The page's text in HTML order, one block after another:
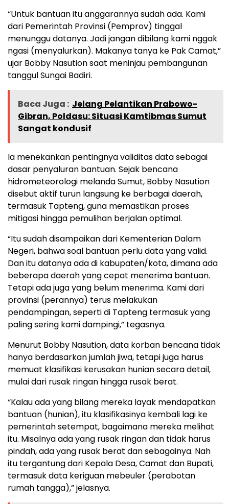
“Untuk bantuan itu anggarannya sudah ada. Kami
dari Pemerintah Provinsi (Pemprov) tinggal
menunggu datanya. Jadi jangan dibilang kami nggak
ngasi (menyalurkan). Makanya tanya ke Pak Camat,”
ujar Bobby Nasution saat meninjau pembangunan
tanggul Sungai Badiri.
Baca Juga : Jelang Pelantikan Prabowo-
Gibran, Poldasu: Situasi Kamtibmas Sumut
Sangat kondusif
Ia menekankan pentingnya validitas data sebagai
dasar penyaluran bantuan. Sejak bencana
hidrometeorologi melanda Sumut, Bobby Nasution
disebut aktif turun langsung ke berbagai daerah,
termasuk Tapteng, guna memastikan proses
mitigasi hingga pemulihan berjalan optimal.
“Itu sudah disampaikan dari Kementerian Dalam
Negeri, bahwa soal bantuan perlu data yang valid.
Dan itu datanya ada di kabupaten/kota, dimana ada
beberapa daerah yang cepat menerima bantuan.
Tetapi ada juga yang belum menerima. Kami dari
provinsi (perannya) terus melakukan
pendampingan, seperti di Tapteng termasuk yang
paling sering kami dampingi,” tegasnya.
Menurut Bobby Nasution, data korban bencana tidak
hanya berdasarkan jumlah jiwa, tetapi juga harus
memuat klasifikasi kerusakan hunian secara detail,
mulai dari rusak ringan hingga rusak berat.
“Kalau ada yang bilang mereka layak mendapatkan
bantuan (hunian), itu klasifikasinya kembali lagi ke
pemerintah setempat, bagaimana mereka melihat
itu. Misalnya ada yang rusak ringan dan tidak harus
pindah, ada yang rusak berat dan sebagainya. Nah
itu tergantung dari Kepala Desa, Camat dan Bupati,
termasuk data keriguan mebeuler (perabotan
rumah tangga),” jelasnya.